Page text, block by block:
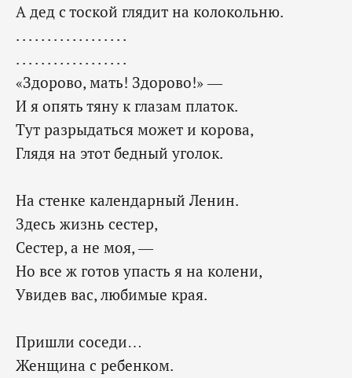
А дед с тоской глядит на колокольню.
. . . . . . . . . . . . . . . . . .
. . . . . . . . . . . . . . . . . .
«Здорово, мать! Здорово!» —
И я опять тяну к глазам платок.
Тут разрыдаться может и корова,
Глядя на этот бедный уголок.
На стенке календарный Ленин.
Здесь жизнь сестер,
Сестер, а не моя, —
Но все ж готов упасть я на колени,
Увидев вас, любимые края.
Пришли соседи…
Женщина с ребенком.